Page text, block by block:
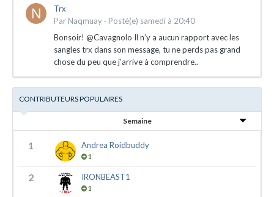
Trx
Par Naqmuay · Posté(e) samedi à 20:40
Bonsoir! @Cavagnolo Il n’y a aucun rapport avec les
sangles trx dans son message, tu ne perds pas grand
chose du peu que j’arrive à comprendre..
CONTRIBUTEURS POPULAIRES
Semaine
1 Andrea Roidbuddy
1
2 IRONBEAST1
1